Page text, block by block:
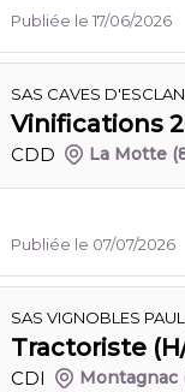
Publiée le 17/06/2026
SAS CAVES
Vinifications
CDD La Motte
Publiée le 07/07/2026
SAS VIGNOBLES
Tractoriste
CDI Montagnac